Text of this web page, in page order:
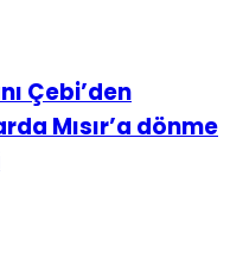
Çebi’den
Mısır’a dönme